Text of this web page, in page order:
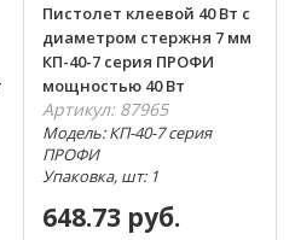
Пистолет клеевой 40 Вт с
диаметром стержня 7 мм
КП-40-7 серия ПРОФИ
мощностью 40 Вт
Артикул: 87965
Модель: КП-40-7 серия
ПРОФИ
Упаковка, шт: 1
648.73 руб.